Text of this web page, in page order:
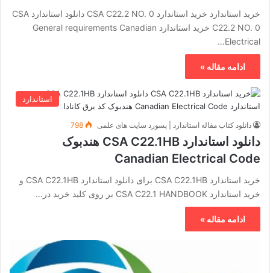
خرید استاندارد خرید استاندارد CSA C22.2 NO. 0 دانلود استاندارد CSA
C22.2 NO. 0 خرید استاندارد General requirements Canadian
Electrical…
ادامه مقاله »
استاندارد
دانلود کتاب مقاله استاندارد | پسورد سایت های علمی 798
دانلود استاندارد CSA C22.1HB هندبوک
Canadian Electrical Code
خرید استاندارد CSA C22.1HB برای دانلود استاندارد CSA C22.1HB و
خرید استاندارد CSA C22.1 HANDBOOK بر روی کلید خرید در…
ادامه مقاله »